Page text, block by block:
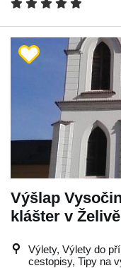
Výšlap
klášter v Želivě
Výlety, Výlety do
cestopisy, Tipy na